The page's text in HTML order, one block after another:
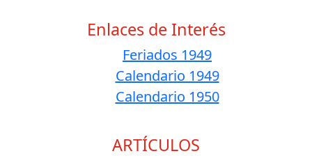
Enlaces de Interés
Feriados 1949
Calendario 1949
Calendario 1950
ARTÍCULOS